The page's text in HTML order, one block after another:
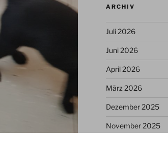
ARCHIV
Juli 2026
Juni 2026
April 2026
März 2026
Dezember 2025
November 2025